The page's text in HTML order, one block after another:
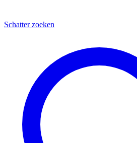
Schatter zoeken